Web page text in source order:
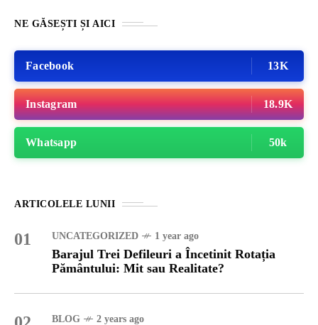
NE GĂSEȘTI ȘI AICI
Facebook 13K
Instagram 18.9K
Whatsapp 50k
ARTICOLELE LUNII
01 UNCATEGORIZED 1 year ago
Barajul Trei Defileuri a Încetinit Rotația
Pământului: Mit sau Realitate?
BLOG 2 years ago